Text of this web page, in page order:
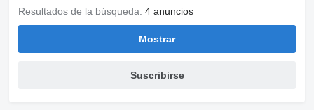
Resultados de la búsqueda: 4 anuncios
Mostrar
Suscribirse